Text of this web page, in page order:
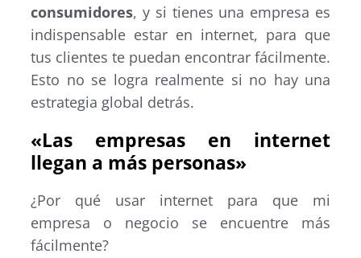
consumidores, y si tienes una empresa es
indispensable estar en internet, para que
tus clientes te puedan encontrar fácilmente.
Esto no se logra realmente si no hay una
estrategia global detrás.
«Las empresas en internet
llegan a más personas»
¿Por qué usar internet para que mi
empresa o negocio se encuentre más
fácilmente?